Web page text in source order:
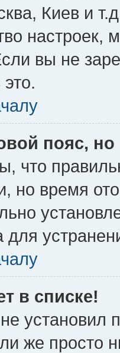
Киев и
настроек,
вы не
пояс,
что
но время
для
в списке!
установил
же просто